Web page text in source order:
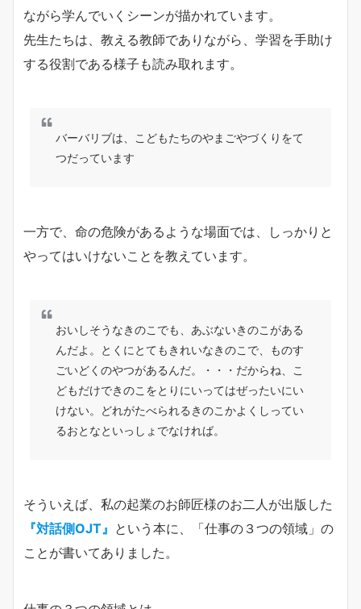
ながら学んでいくシーンが描かれています。
先生たちは、教える教師でありながら、学習を手助け
する役割である様子も読み取れます。
バーバリブは、こどもたちのやまごやづくりをて
つだっています
一方で、命の危険があるような場面では、しっかりと
やってはいけないことを教えています。
おいしそうなきのこでも、あぶないきのこがある
んだよ。とくにとてもきれいなきのこで、ものす
ごいどくのやつがあるんだ。・・・だからね、こ
どもだけできのこをとりにいってはぜったいにい
けない。どれがたべられるきのこかよくしってい
るおとなといっしょでなければ。
そういえば、私の起業のお師匠様のお二人が出版した
『対話側OJT』 という本に、「仕事の３つの領域」の
ことが書いてありました。